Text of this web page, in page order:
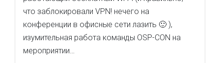
что заблокировали VPN! нечего на
конференции в офисные сети лазить 🙂 ),
изумительная работа команды OSP-CON на
мероприятии…